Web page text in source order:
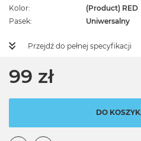
Kolor
(Product) RED
Pasek
Uniwersalny
Przejdź do pełnej specyfikacji
99 zł
DO